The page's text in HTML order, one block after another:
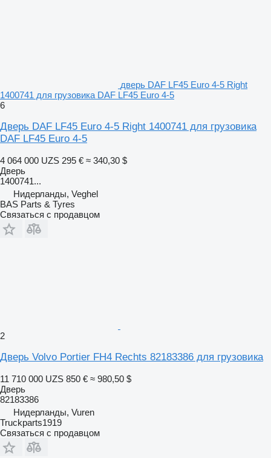
дверь DAF LF45 Euro 4-5 Right
1400741 для грузовика DAF LF45 Euro 4-5
6
Дверь DAF LF45 Euro 4-5 Right 1400741 для грузовика
DAF LF45 Euro 4-5
4 064 000 UZS 295 € ≈ 340,30 $
Дверь
1400741...
Нидерланды, Veghel
BAS Parts & Tyres
Связаться с продавцом
2
Дверь Volvo Portier FH4 Rechts 82183386 для грузовика
11 710 000 UZS 850 € ≈ 980,50 $
Дверь
82183386
Нидерланды, Vuren
Truckparts1919
Связаться с продавцом